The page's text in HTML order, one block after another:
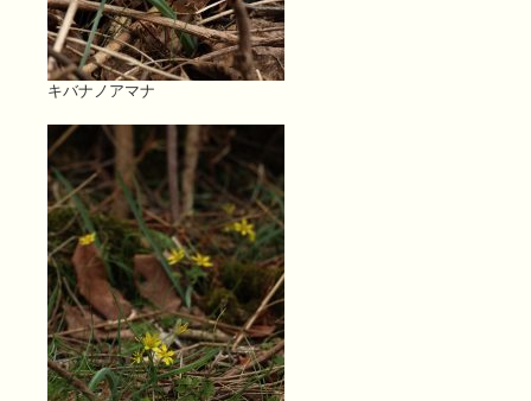
キバナノアマナ